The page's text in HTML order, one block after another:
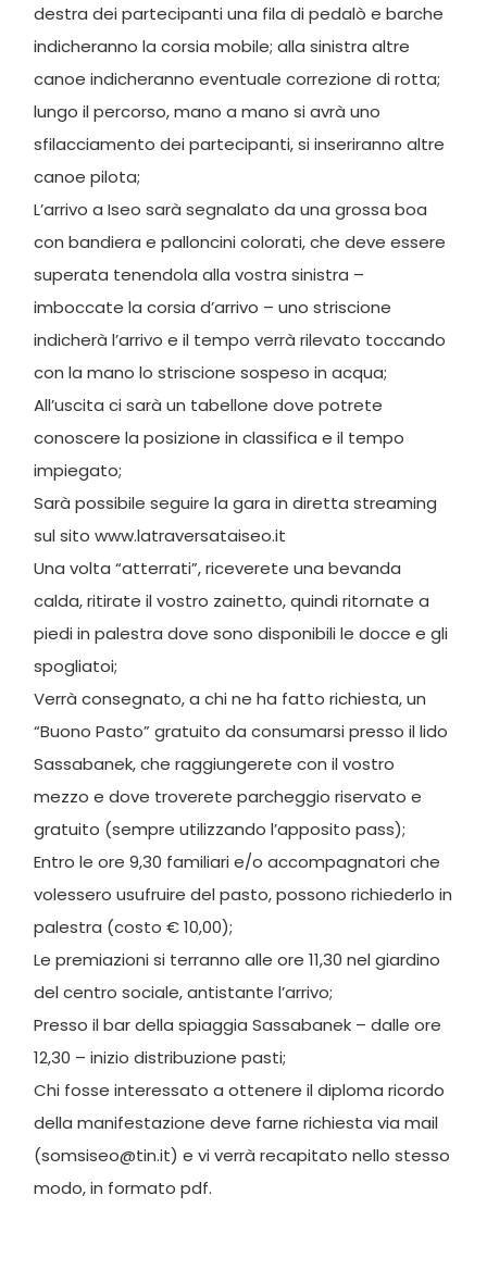
destra dei partecipanti una fila di pedalò e barche
indicheranno la corsia mobile; alla sinistra altre
canoe indicheranno eventuale correzione di rotta;
lungo il percorso, mano a mano si avrà uno
sfilacciamento dei partecipanti, si inseriranno altre
canoe pilota;
L’arrivo a Iseo sarà segnalato da una grossa boa
con bandiera e palloncini colorati, che deve essere
superata tenendola alla vostra sinistra –
imboccate la corsia d’arrivo – uno striscione
indicherà l’arrivo e il tempo verrà rilevato toccando
con la mano lo striscione sospeso in acqua;
All’uscita ci sarà un tabellone dove potrete
conoscere la posizione in classifica e il tempo
impiegato;
Sarà possibile seguire la gara in diretta streaming
sul sito www.latraversataiseo.it
Una volta “atterrati”, riceverete una bevanda
calda, ritirate il vostro zainetto, quindi ritornate a
piedi in palestra dove sono disponibili le docce e gli
spogliatoi;
Verrà consegnato, a chi ne ha fatto richiesta, un
“Buono Pasto” gratuito da consumarsi presso il lido
Sassabanek, che raggiungerete con il vostro
mezzo e dove troverete parcheggio riservato e
gratuito (sempre utilizzando l’apposito pass);
Entro le ore 9,30 familiari e/o accompagnatori che
volessero usufruire del pasto, possono richiederlo in
palestra (costo € 10,00);
Le premiazioni si terranno alle ore 11,30 nel giardino
del centro sociale, antistante l’arrivo;
Presso il bar della spiaggia Sassabanek – dalle ore
12,30 – inizio distribuzione pasti;
Chi fosse interessato a ottenere il diploma ricordo
della manifestazione deve farne richiesta via mail
(somsiseo@tin.it) e vi verrà recapitato nello stesso
modo, in formato pdf.